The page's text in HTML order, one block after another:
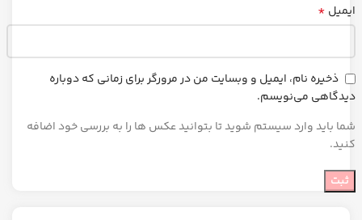
ایمیل *
ذخیره نام، ایمیل و وبسایت من در مرورگر برای زمانی که دوباره
دیدگاهی می‌نویسم.
شما باید وارد سیستم شوید تا بتوانید عکس ها را به بررسی خود اضافه
کنید.